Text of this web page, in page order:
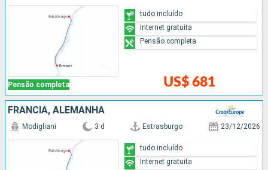
Pensão completa US$ 681
tudo incluído
Internet gratuita
Pensão completa
FRANCIA, ALEMANHA
Modigliani 3 d Estrasburgo 23/12/2026
tudo incluído
Internet gratuita